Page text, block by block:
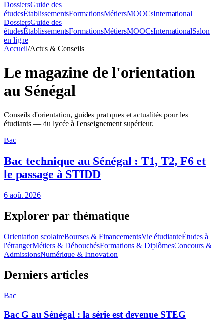
DossiersGuide des
étudesÉtablissementsFormationsMétiersMOOCsInternational
DossiersGuide des
étudesÉtablissementsFormationsMétiersMOOCsInternationalSalon
en ligne
Accueil/Actus & Conseils
Le magazine de l'orientation
au Sénégal
Conseils d'orientation, guides pratiques et actualités pour les
étudiants — du lycée à l'enseignement supérieur.
Bac
Bac technique au Sénégal : T1, T2, F6 et
le passage à STIDD
6 août 2026
Explorer par thématique
Orientation scolaireBourses & FinancementsVie étudianteÉtudes à
l'étrangerMétiers & DébouchésFormations & DiplômesConcours &
AdmissionsNumérique & Innovation
Derniers articles
Bac
Bac G au Sénégal : la série est devenue STEG